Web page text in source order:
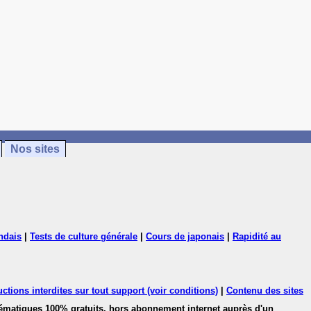
Nos sites
Tests de culture générale Cours de japonais
Rapidité au
interdites sur tout support (voir conditions)
Contenu des sites
100% gratuits, hors abonnement internet auprès d'un